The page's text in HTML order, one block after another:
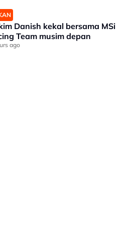
Danish kekal bersama MSi
Team musim depan
ago